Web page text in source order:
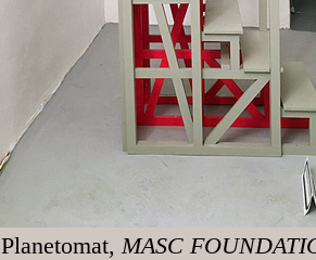
Planetomat, MASC